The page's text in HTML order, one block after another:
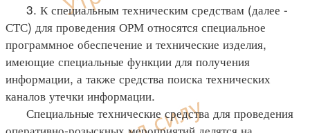
3. К специальным техническим средствам (далее -
СТС) для проведения ОРМ относятся специальное
программное обеспечение и технические изделия,
имеющие специальные функции для получения
информации, а также средства поиска технических
каналов утечки информации.
Специальные технические средства для проведения